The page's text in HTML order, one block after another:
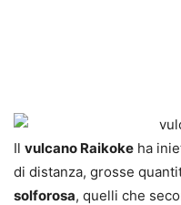
Il vulcano Raikoke ha
di distanza, grosse
solforosa, quelli che